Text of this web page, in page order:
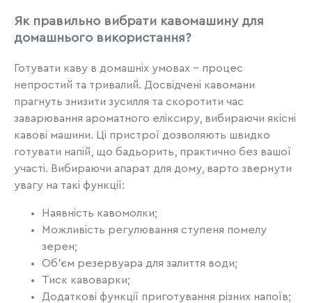
Як правильно вибрати кавомашину для
домашнього використання?
Готувати каву в домашніх умовах – процес
непростий та тривалий. Досвідчені кавомани
прагнуть знизити зусилля та скоротити час
заварювання ароматного еліксиру, вибираючи якісні
кавові машини. Ці пристрої дозволяють швидко
готувати напій, що бадьорить, практично без вашої
участі. Вибираючи апарат для дому, варто звернути
увагу на такі функції:
Наявність кавомолки;
Можливість регулювання ступеня помелу
зерен;
Об'єм резервуара для залиття води;
Тиск кавоварки;
Додаткові функції приготування різних напоїв;